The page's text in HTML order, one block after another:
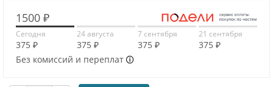
1500 ₽
Сегодня
375 ₽
24 августа
375 ₽
7 сентября
375 ₽
21 сентября
375 ₽
Без комиссий и переплат